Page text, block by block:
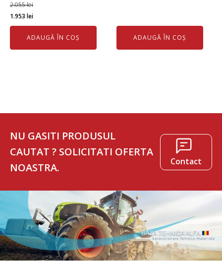
2.055lei
Prețul
inițial
fost:
1.953 leiPrețul
curent
este:
1.953 lei.
ADAUGĂ ÎN COȘ ADAUGĂ ÎN COȘ
NU GASITI PRODUSUL
CAUTAT ? SOLICITATI OFERTA
NOASTRA.
Contact